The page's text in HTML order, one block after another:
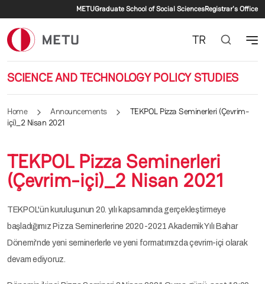
Skip to main contentSecondary menu
METUGraduate School of Social SciencesRegistrar's Office
SCIENCE AND TECHNOLOGY POLICY STUDIES
TR
Home Announcements
TEKPOL Pizza Seminerleri (Çevrim-
içi)_2 Nisan 2021
TEKPOL Pizza Seminerleri
(Çevrim-içi)_2 Nisan 2021
TEKPOL'ün kuruluşunun 20. yılı kapsamında gerçekleştirmeye
başladığımız Pizza Seminerlerine 2020-2021 Akademik Yılı Bahar
Dönemi'nde yeni seminerlerle ve yeni formatımızda çevrim-içi olarak
devam ediyoruz.